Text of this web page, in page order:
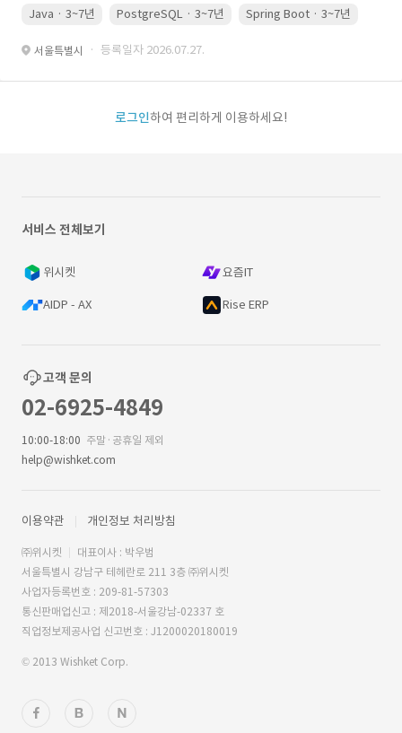
Java · 3~7년 PostgreSQL · 3~7년 Spring Boot · 3~7년
서울특별시 · 등록일자 2026.07.27.
로그인하여 편리하게 이용하세요!
서비스 전체보기
위시켓 요즘IT
AIDP - AX Rise ERP
고객 문의
02-6925-4849
10:00-18:00 주말·공휴일 제외
help@wishket.com
이용약관 개인정보 처리방침
㈜위시켓
대표이사 : 박우범
서울특별시 강남구 테헤란로 211 3층 ㈜위시켓
사업자등록번호 : 209-81-57303
통신판매업신고 : 제2018-서울강남-02337 호
직업정보제공사업 신고번호 : J1200020180019
© 2013 Wishket Corp.